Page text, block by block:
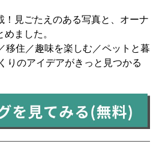
！見ごたえのある写真と、オーナ
ました。
移住／趣味を楽しむ／ペットと暮
りのアイデアがきっと見つかる